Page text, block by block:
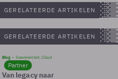
GERELATEERDE ARTIKELEN
GERELATEERDE ARTIKELEN
Blog Soevereinteit, Cloud
Partner
Van legacy naar